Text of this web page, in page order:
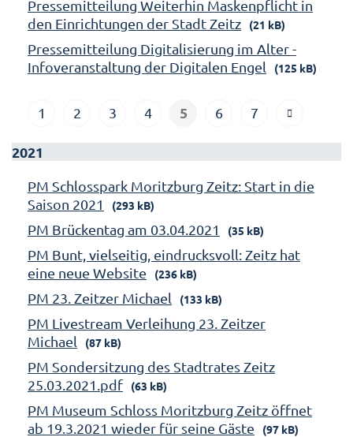
Pressemitteilung Weiterhin Maskenpflicht in
den Einrichtungen der Stadt Zeitz
(21 kB)
Pressemitteilung Digitalisierung im Alter -
Infoveranstaltung der Digitalen Engel
(125 kB)
1 2 3 4 5 6 7
2021
PM Schlosspark Moritzburg Zeitz: Start in die
Saison 2021
(293 kB)
PM Brückentag am 03.04.2021 (35 kB)
PM Bunt, vielseitig, eindrucksvoll: Zeitz hat
eine neue Website
(236 kB)
PM 23. Zeitzer Michael (133 kB)
PM Livestream Verleihung 23. Zeitzer
Michael
(87 kB)
PM Sondersitzung des Stadtrates Zeitz
25.03.2021.pdf
(63 kB)
PM Museum Schloss Moritzburg Zeitz öffnet
ab 19.3.2021 wieder für seine Gäste
(97 kB)